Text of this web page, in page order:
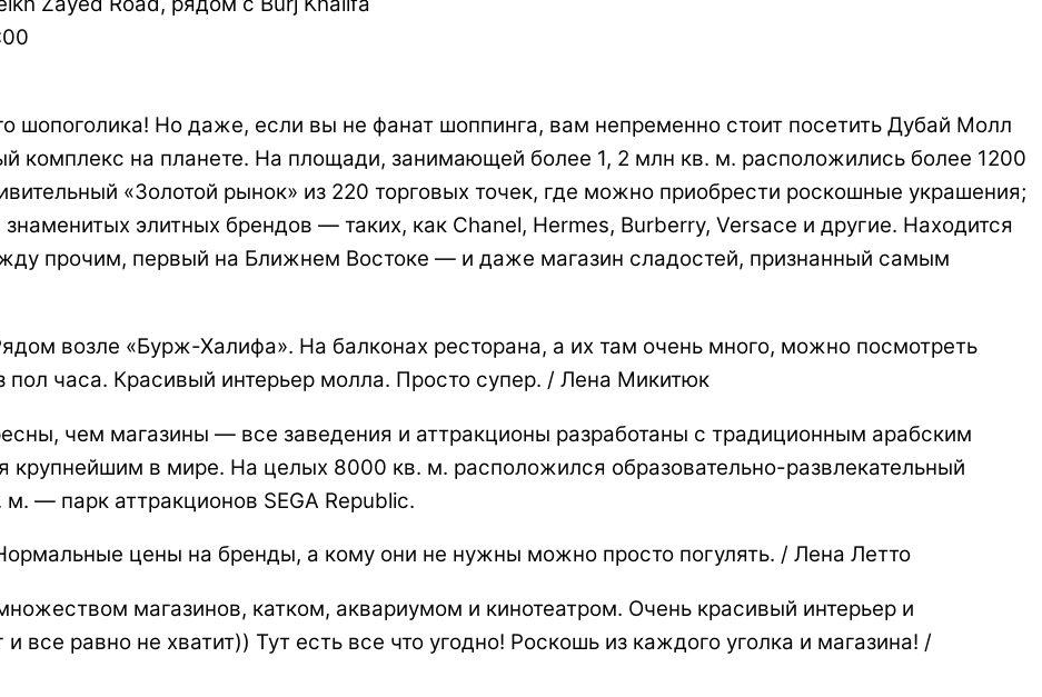
Но даже, если вы не фанат шоппинга, вам непременно стоит посетить Дубай Молл
комплекс на планете. На площади, занимающей более 1, 2 млн кв. м. расположились более 1200
«Золотой рынок» из 220 торговых точек, где можно приобрести роскошные украшения;
элитных брендов — таких, как Chanel, Hermes, Burberry, Versace и другие. Находится
прочим, первый на Ближнем Востоке — и даже магазин сладостей, признанный самым
возле «Бурж-Халифа». На балконах ресторана, а их там очень много, можно посмотреть
пол часа. Красивый интерьер молла. Просто супер. / Лена Микитюк
чем магазины — все заведения и аттракционы разработаны с традиционным арабским
крупнейшим в мире. На целых 8000 кв. м. расположился образовательно-развлекательный
— парк аттракционов SEGA Republic.
цены на бренды, а кому они не нужны можно просто погулять. / Лена Летто
магазинов, катком, аквариумом и кинотеатром. Очень красивый интерьер и
все равно не хватит)) Тут есть все что угодно! Роскошь из каждого уголка и магазина! /